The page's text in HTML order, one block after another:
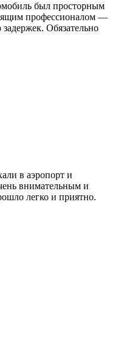
был просторным
профессионалом —
Обязательно
в аэропорт и
внимательным и
легко и приятно.